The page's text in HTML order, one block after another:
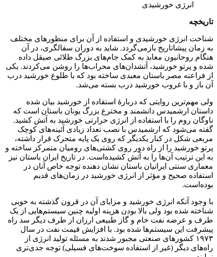
خورشیدی
خورشیدی و استفاده از آن برای منظورهای مختلف
بازمی‌گردد. شاید به دوران سفالگری، در آن
معابد به کمک جام‌های بزرگ طلائی صیقل داده
خورشید، آتشدان‌های محراب‌ها را روشن می‌کردند. یکی
مصر باستان معبدی ساخته بود که با طلوع خورشید درب
با غروب خورشید درب بسته می‌شد.
روایتی که دربارهٔ استفاده از خورشید بیان شده
دانشمند و مخترع بزرگ یونان باستان است که
را با استفاده از انرژی حرارتی خورشید به آتش کشید.
که ارشمیدس با نصب تعداد زیادی آئینه‌های کوچک
در کنار یکدیگر که روی یک پایه متحرک قرار داشته،
را از راه دور روی کشتی‌های رومیان متمرکز ساخته و
آن‌ها را به آتش کشیده‌است. در تاریخ ایران باستان نیز
ایرانیان باستان نشان دهنده توجه خاص آنان در
صحیح و مؤثر از انرژی خورشید در زمان‌های قدیم
انرژی خورشید و مزایای آن در قرون گذشته به خوبی
بود ولی بالا بودن هزینه اولیه چنین سیستم‌هایی از یک
نفت خام و گاز طبیعی ارزان از طرف دیگر سد راه
سیستم‌ها شده بود. با افزایش قیمت نفت در سال
کشورهای صنعتی مجبور شدند به مسئله تولید انرژی از
(غیر از استفاده سوخت‌های فسیلی) توجه جدی‌تری